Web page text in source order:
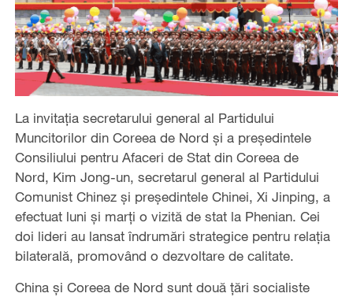
La invitația secretarului general al Partidului
Muncitorilor din Coreea de Nord și a președintele
Consiliului pentru Afaceri de Stat din Coreea de
Nord, Kim Jong-un, secretarul general al Partidului
Comunist Chinez și președintele Chinei, Xi Jinping, a
efectuat luni și marți o vizită de stat la Phenian. Cei
doi lideri au lansat îndrumări strategice pentru relația
bilaterală, promovând o dezvoltare de calitate.
China și Coreea de Nord sunt două țări socialiste